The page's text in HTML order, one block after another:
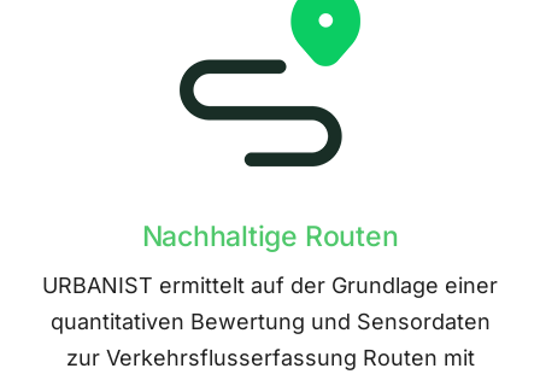
Nachhaltige Routen
URBANIST ermittelt auf der Grundlage einer
quantitativen Bewertung und Sensordaten
zur Verkehrsflusserfassung Routen mit